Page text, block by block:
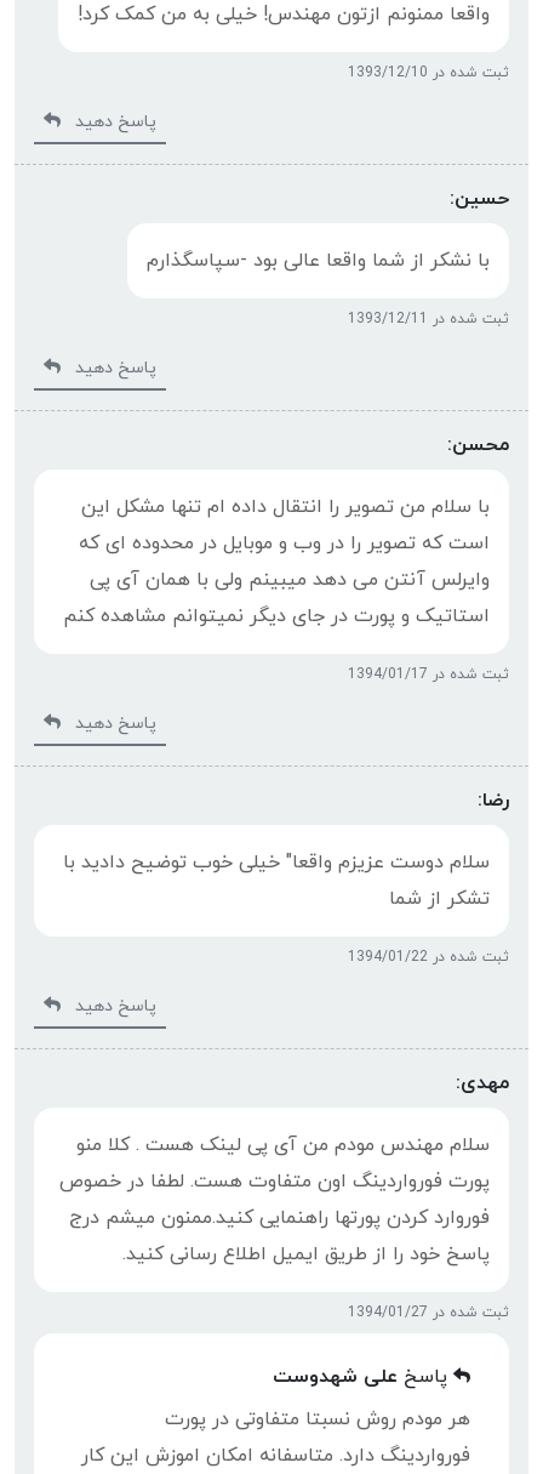
واقعا ممنونم ازتون مهندس! خیلی به من کمک کرد!
ثبت شده در 1393/12/10
پاسخ دهید
حسین:
با نشکر از شما واقعا عالی بود -سپاسگذارم
ثبت شده در 1393/12/11
پاسخ دهید
محسن:
با سلام من تصویر را انتقال داده ام تنها مشکل این
است که تصویر را در وب و موبایل در محدوده ای که
وایرلس آنتن می دهد میبینم ولی با همان آی پی
استاتیک و پورت در جای دیگر نمیتوانم مشاهده کنم
ثبت شده در 1394/01/17
پاسخ دهید
رضا:
سلام دوست عزیزم واقعا" خیلی خوب توضیح دادید با
تشکر از شما
ثبت شده در 1394/01/22
پاسخ دهید
مهدی:
سلام مهندس مودم من آی پی لینک هست . کلا منو
پورت فورواردینگ اون متفاوت هست. لطفا در خصوص
فوروارد کردن پورتها راهنمایی کنید.ممنون میشم درج
پاسخ خود را از طریق ایمیل اطلاع رسانی کنید.
ثبت شده در 1394/01/27
پاسخ علی شهدوست
هر مودم روش نسبتا متفاوتی در پورت
فورواردینگ دارد. متاسفانه امکان اموزش این کار